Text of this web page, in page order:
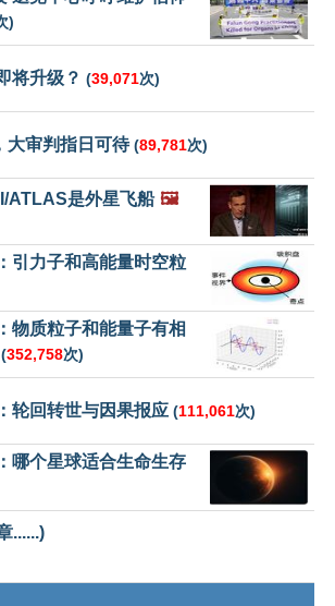
)
将升级？ (39,071次)
大审判指日可待(89,781次)
ATLAS是外星飞船 🖼️
引力子和高能量时空粒
物质粒子和能量子有相
(352,758次)
轮回转世与因果报应 (111,061次)
哪个星球适合生命生存
......)